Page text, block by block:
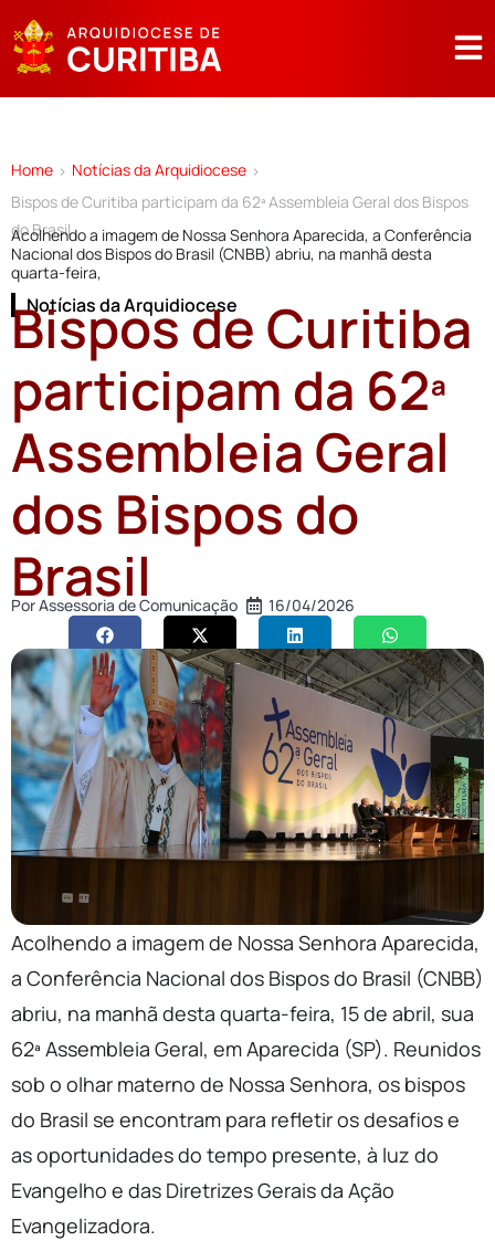
Home > Notícias da Arquidiocese >
Bispos de Curitiba participam da 62ª Assembleia Geral dos Bispos
do Brasil
Acolhendo a imagem de Nossa Senhora Aparecida, a Conferência
Nacional dos Bispos do Brasil (CNBB) abriu, na manhã desta
quarta-feira,
Notícias da Arquidiocese
Bispos de Curitiba
participam da 62ª
Assembleia Geral
dos Bispos do
Brasil
PorAssessoria de Comunicação 16/04/2026
Acolhendo a imagem de Nossa Senhora Aparecida,
a Conferência Nacional dos Bispos do Brasil (CNBB)
abriu, na manhã desta quarta-feira, 15 de abril, sua
62ª Assembleia Geral, em Aparecida (SP). Reunidos
sob o olhar materno de Nossa Senhora, os bispos
do Brasil se encontram para refletir os desafios e
as oportunidades do tempo presente, à luz do
Evangelho e das Diretrizes Gerais da Ação
Evangelizadora.